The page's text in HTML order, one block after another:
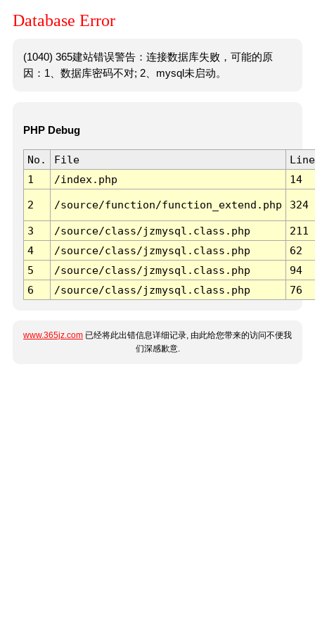
Database Error
(1040) 365建站错误警告：连接数据库失败，可能的原
因：1、数据库密码不对; 2、mysql未启动。
PHP Debug
No. File
Line
1
/index.php 14
2 /source/function/function_extend.php 324
3 /source/class/jzmysql.class.php
211
4
/source/class/jzmysql.class.php
62
5
/source/class/jzmysql.class.php
94
6
/source/class/jzmysql.class.php 76
www.365jz.com 已经将此出错信息详细记录, 由此给您带来的访问不便我
们深感歉意.